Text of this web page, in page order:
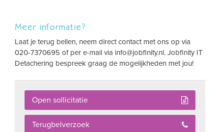
Meer informatie?
Laat je terug bellen, neem direct contact met ons op via
020-7370695 of per e-mail via info@jobfinity.nl. Jobfinity IT
Detachering bespreek graag de mogelijkheden met jou!
Open sollicitatie
Terugbelverzoek